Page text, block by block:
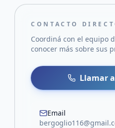
empresa
por WhatsApp
por mail
en Facebook
CONTACTO
Coordiná con el equipo
conocer más sobre sus
Llamar
Email